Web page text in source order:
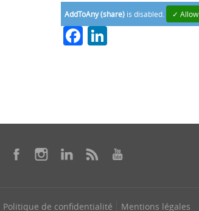
AddToAny (share) is disabled. ✓ Allow
Facebook
Politique de confidentialité Mentions légales